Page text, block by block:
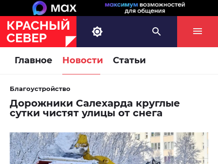
Главное Новости Статьи
Благоустройство
Дорожники Салехарда круглые
сутки чистят улицы от снега